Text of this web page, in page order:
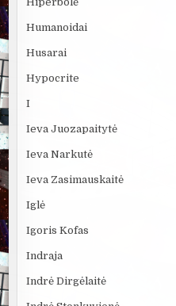
Humanoidai
Husarai
Hypocrite
I
Ieva Juozapaitytė
Ieva Narkutė
Ieva Zasimauskaitė
Iglė
Igoris Kofas
Indraja
Indrė Dirgėlaitė